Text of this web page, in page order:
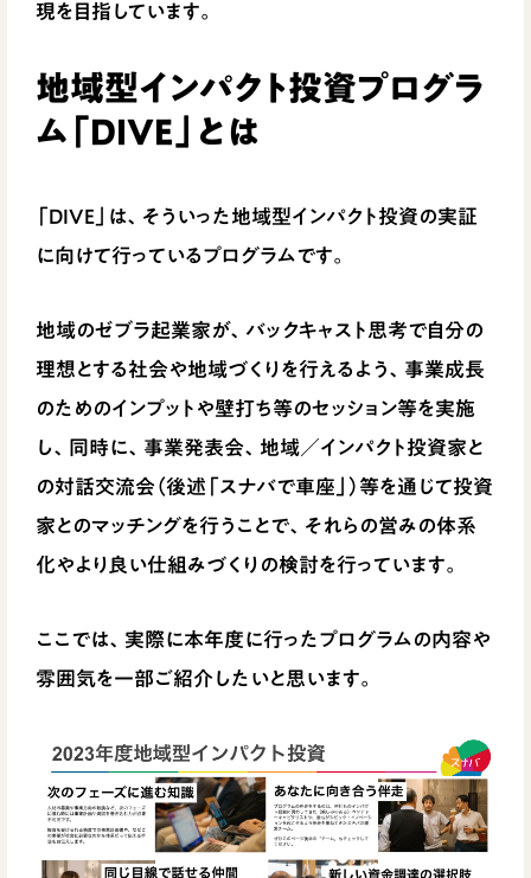
現を目指しています。
地域型インパクト投資プログラ
ム「DIVE」とは
「DIVE」は、そういった地域型インパクト投資の実証
に向けて行っているプログラムです。
地域のゼブラ起業家が、バックキャスト思考で自分の
理想とする社会や地域づくりを行えるよう、事業成長
のためのインプットや壁打ち等のセッション等を実施
し、同時に、事業発表会、地域／インパクト投資家と
の対話交流会（後述「スナバで車座」）等を通じて投資
家とのマッチングを行うことで、それらの営みの体系
化やより良い仕組みづくりの検討を行っています。
ここでは、実際に本年度に行ったプログラムの内容や
雰囲気を一部ご紹介したいと思います。